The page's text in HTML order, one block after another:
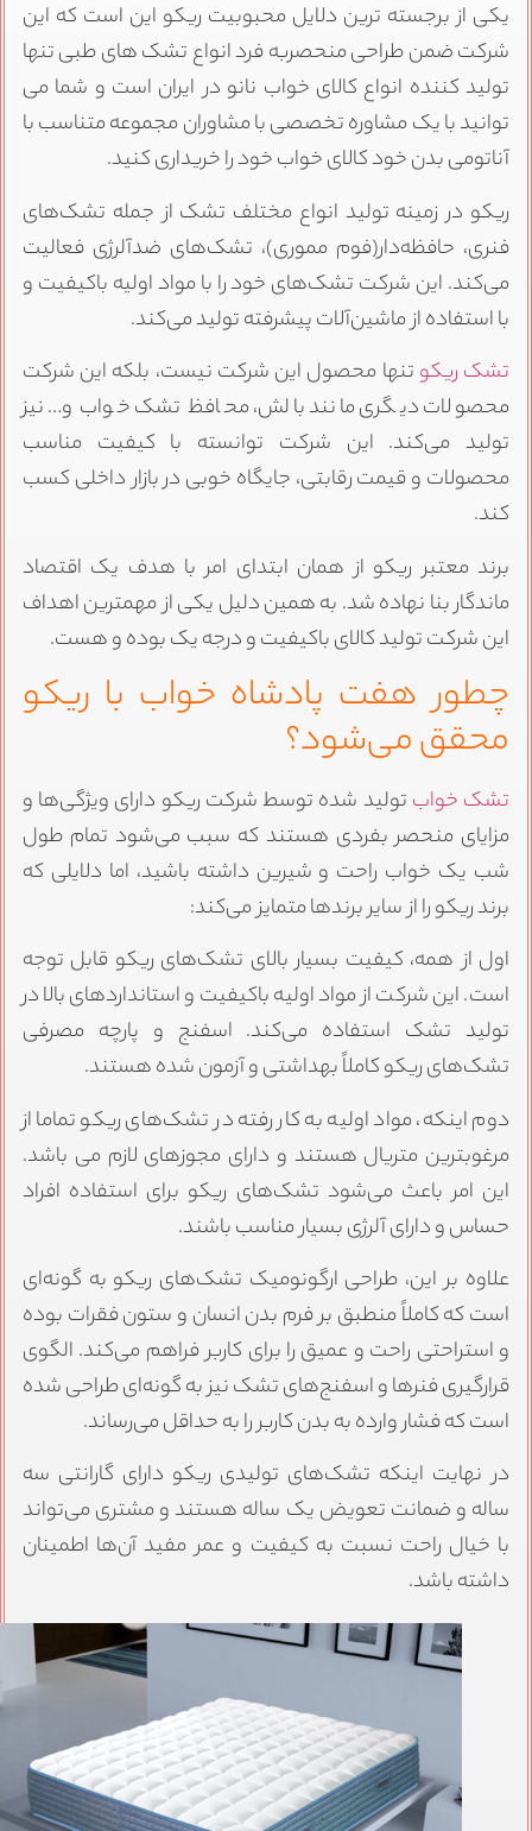
از برجسته ترین دلایل محبوبیت ریکو این است که این
ضمن طراحی منحصربه فرد انواع تشک های طبی تنها
کننده انواع کالای خواب نانو در ایران است و شما می
با یک مشاوره تخصصی با مشاوران مجموعه متناسب با
بدن خود کالای خواب خود را خریداری کنید.
در زمینه تولید انواع مختلف تشک از جمله تشک‌های
حافظه‌دار(فوم مموری)، تشک‌های ضدآلرژی فعالیت
این شرکت تشک‌های خود را با مواد اولیه باکیفیت و
استفاده از ماشین‌آلات پیشرفته تولید می‌کند.
ریکوتنها محصول این شرکت نیست، بلکه این شرکت
دیگری مانند بالش، محافظ تشک خواب و… نیز
می‌کند. این شرکت توانسته با کیفیت مناسب
و قیمت رقابتی، جایگاه خوبی در بازار داخلی کسب
معتبر ریکو از همان ابتدای امر با هدف یک اقتصاد
بنا نهاده شد. به همین دلیل یکی از مهمترین اهداف
شرکت تولید کالای باکیفیت و درجه یک بوده و هست.
هفت پادشاه خواب با ریکو
می‌شود؟
خوابتولید شده توسط شرکت ریکو دارای ویژگی‌ها و
منحصر بفردی هستند که سبب می‌شود تمام طول
یک خواب راحت و شیرین داشته باشید، اما دلایلی که
ریکو را از سایر برندها متمایز می‌کند:
از همه، کیفیت بسیار بالای تشک‌های ریکو قابل توجه
این شرکت از مواد اولیه باکیفیت و استانداردهای بالا در
تشک استفاده می‌کند. اسفنج و پارچه مصرفی
ریکو کاملاً بهداشتی و آزمون شده هستند.
اینکه، مواد اولیه به کار رفته در تشک‌های ریکو تماما از
متریال هستند و دارای مجوزهای لازم می باشد.
امر باعث می‌شود تشک‌های ریکو برای استفاده افراد
و دارای آلرژی بسیار مناسب باشند.
بر این، طراحی ارگونومیک تشک‌های ریکو به گونه‌ای
که کاملاً منطبق بر فرم بدن انسان و ستون فقرات بوده
استراحتی راحت و عمیق را برای کاربر فراهم می‌کند. الگوی
فنرها و اسفنج‌های تشک نیز به گونه‌ای طراحی شده
که فشار وارده به بدن کاربر را به حداقل می‌رساند.
نهایت اینکه تشک‌های تولیدی ریکو دارای گارانتی سه
و ضمانت تعویض یک ساله هستند و مشتری می‌تواند
خیال راحت نسبت به کیفیت و عمر مفید آن‌ها اطمینان
باشد.